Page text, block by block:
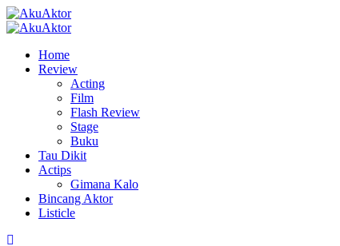
Skip
to
Primary
Home
Review
Acting
Film
Flash Review
Stage
Buku
Tau Dikit
Actips
Gimana Kalo
Bincang Aktor
Listicle